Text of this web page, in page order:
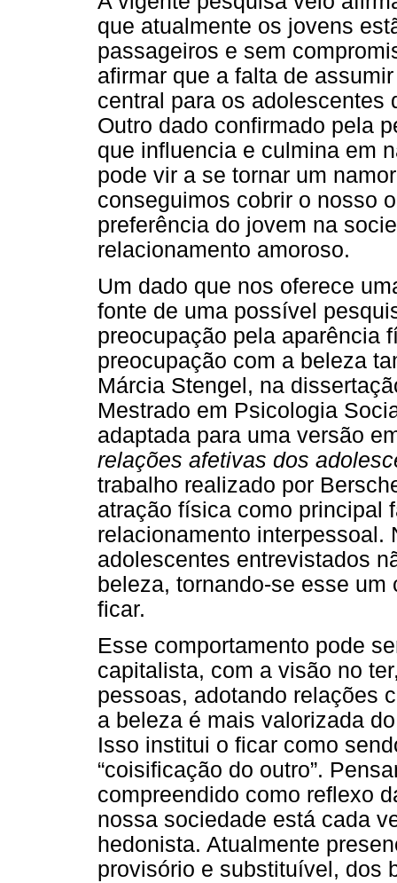
que atualmente os jovens
passageiros e sem
afirmar que a falta de
central para os adolescentes
Outro dado confirmado pela
que influencia e culmina em
pode vir a se tornar um
conseguimos cobrir o nosso
preferência do jovem na
relacionamento amoroso.
Um dado que nos oferece
fonte de uma possível
preocupação pela aparência
preocupação com a beleza
Márcia Stengel, na
Mestrado em Psicologia
adaptada para uma versão
relações afetivas dos
trabalho realizado por
atração física como principal
relacionamento interpessoal.
adolescentes entrevistados
beleza, tornando-se esse
ficar.
Esse comportamento pode
capitalista, com a visão no
pessoas, adotando relações
a beleza é mais valorizada
Isso institui o ficar como
“coisificação do outro”.
compreendido como reflexo
nossa sociedade está cada
hedonista. Atualmente
provisório e substituível, dos